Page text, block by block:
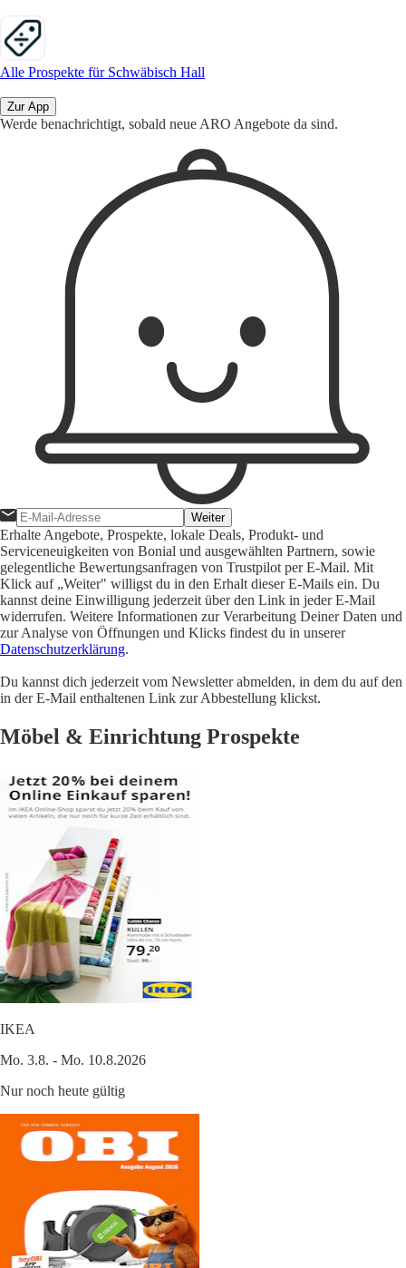
Alle Prospekte für Schwäbisch Hall
Zur App
Werde benachrichtigt, sobald neue ARO Angebote da sind.
Weiter
Erhalte Angebote, Prospekte, lokale Deals, Produkt- und
Serviceneuigkeiten von Bonial und ausgewählten Partnern, sowie
gelegentliche Bewertungsanfragen von Trustpilot per E-Mail. Mit
Klick auf „Weiter" willigst du in den Erhalt dieser E-Mails ein. Du
kannst deine Einwilligung jederzeit über den Link in jeder E-Mail
widerrufen. Weitere Informationen zur Verarbeitung Deiner Daten und
zur Analyse von Öffnungen und Klicks findest du in unserer
Datenschutzerklärung.
Du kannst dich jederzeit vom Newsletter abmelden, in dem du auf den
in der E-Mail enthaltenen Link zur Abbestellung klickst.
Möbel & Einrichtung Prospekte
IKEA
Mo. 3.8. - Mo. 10.8.2026
Nur noch heute gültig